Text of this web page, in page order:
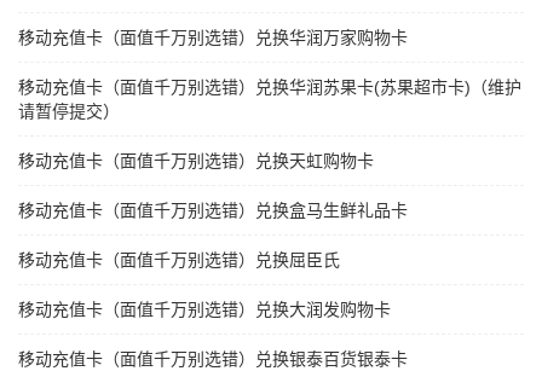
移动充值卡（面值千万别选错）兑换华润万家购物卡
移动充值卡（面值千万别选错）兑换华润苏果卡(苏果超市卡)（维护
请暂停提交）
移动充值卡（面值千万别选错）兑换天虹购物卡
移动充值卡（面值千万别选错）兑换盒马生鲜礼品卡
移动充值卡（面值千万别选错）兑换屈臣氏
移动充值卡（面值千万别选错）兑换大润发购物卡
移动充值卡（面值千万别选错）兑换银泰百货银泰卡